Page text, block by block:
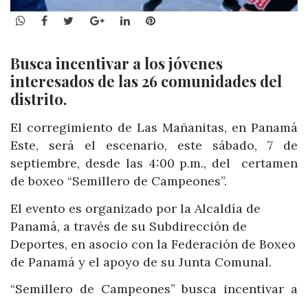
WhatsApp
Facebook
TwitterGoogle+LinkedInPinterest
Busca incentivar a los jóvenes
interesados de las 26 comunidades del
distrito.
El corregimiento de Las Mañanitas, en Panamá
Este, será el escenario, este sábado, 7 de
septiembre, desde las 4:00 p.m., del certamen
de boxeo “Semillero de Campeones”.
El evento es organizado por la Alcaldía de
Panamá, a través de su Subdirección de
Deportes, en asocio con la Federación de Boxeo
de Panamá y el apoyo de su Junta Comunal.
“Semillero de Campeones” busca incentivar a